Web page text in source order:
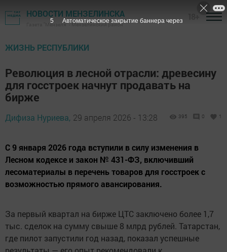
НОВОСТИ МЕНЗЕЛИНСКА
Газета "Мензеля" - Мензелинский район
ЖИЗНЬ РЕСПУБЛИКИ
Революция в лесной отрасли: древесину
для госстроек начнут продавать на
бирже
Дифиза Нуриева, 29 апреля 2026 - 13:28 395 0 1
С 9 января 2026 года вступили в силу изменения в
Лесном кодексе и закон № 431-ФЗ, включивший
лесоматериалы в перечень товаров для госстроек с
возможностью прямого авансирования.
За первый квартал на бирже ЦТС заключено более 1,7
тыс. сделок на сумму свыше 8 млрд рублей. Татарстан,
где пилот запустили год назад, показал успешные
4 Автоматическое закрытие баннера через